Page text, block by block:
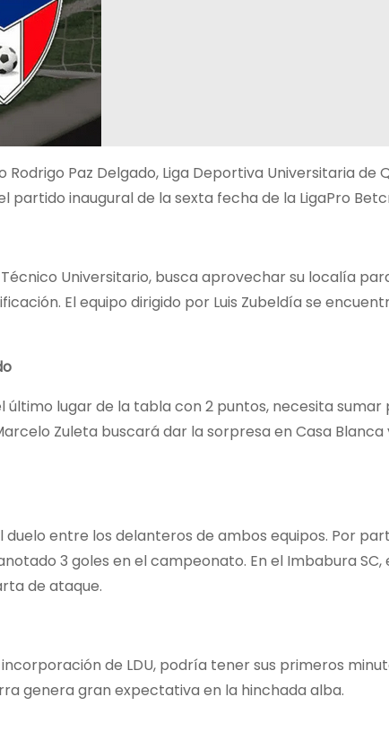
Rodrigo Paz Delgado, Liga Deportiva Universitaria de
inaugural de la sexta fecha de la LigaPro
Universitario, busca aprovechar su localía
El equipo dirigido por Luis Zubeldía se
último lugar de la tabla con 2 puntos, necesita
Zuleta buscará dar la sorpresa en Casa
entre los delanteros de ambos equipos. Por
3 goles en el campeonato. En el Imbabura
de ataque.
de LDU, podría tener sus primeros
genera gran expectativa en la hinchada alba.